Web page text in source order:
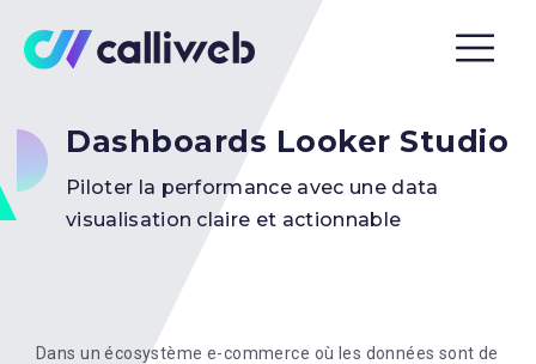
Dashboards Looker Studio
Piloter la performance avec une data
visualisation claire et actionnable
Dans un écosystème e-commerce où les données sont de